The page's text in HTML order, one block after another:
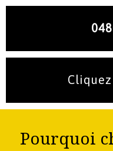
Pourquoi